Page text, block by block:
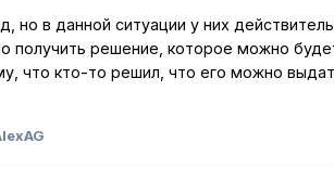
но в данной ситуации у них
получить решение, которое можно
что кто-то решил, что его можно